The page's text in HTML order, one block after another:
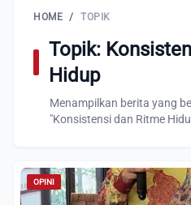
HOME / TOPIK
Topik:
Hidup
Menampilkan berita yang
"Konsistensi dan Ritme
OPINI